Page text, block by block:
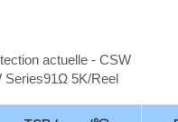
actuelle - CSW
Series91Ω 5K/Reel